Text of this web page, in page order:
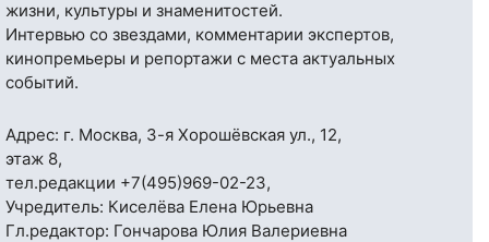
жизни, культуры и знаменитостей.
Интервью со звездами, комментарии экспертов,
кинопремьеры и репортажи с места актуальных
событий.
Адрес: г. Москва, 3-я Хорошёвская ул., 12,
этаж 8,
тел.редакции +7(495)969-02-23,
Учредитель: Киселёва Елена Юрьевна
Гл.редактор: Гончарова Юлия Валериевна